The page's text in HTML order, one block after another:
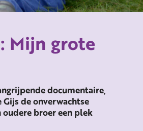
Mijn grote
documentaire,
de onverwachtse
broer een plek